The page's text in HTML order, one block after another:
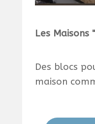
Les Maisons
Des blocs
maison